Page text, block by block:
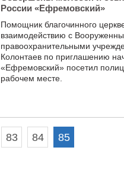
России «Ефремовский»
Помощник благочинного
взаимодействию с
правоохранительными
Колонтаев по приглашению
«Ефремовский» посетил
рабочем месте.
83 84 85